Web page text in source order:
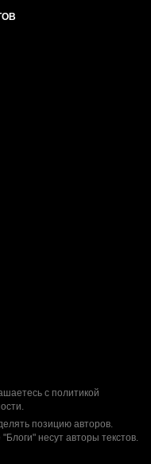
с политикой
.
позицию авторов.
несут авторы текстов.